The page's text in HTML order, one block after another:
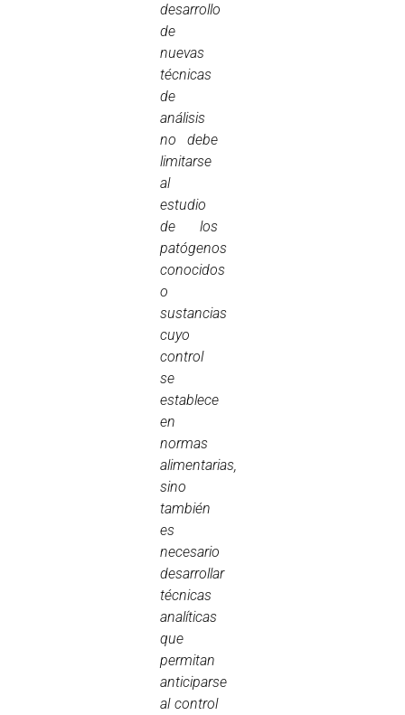
desarrollo
de
nuevas
técnicas
de
análisis
no debe
limitarse
al
estudio
de los
patógenos
conocidos
o
sustancias
cuyo
control
se
establece
en
normas
alimentarias,
sino
también
es
necesario
desarrollar
técnicas
analíticas
que
permitan
anticiparse
al control